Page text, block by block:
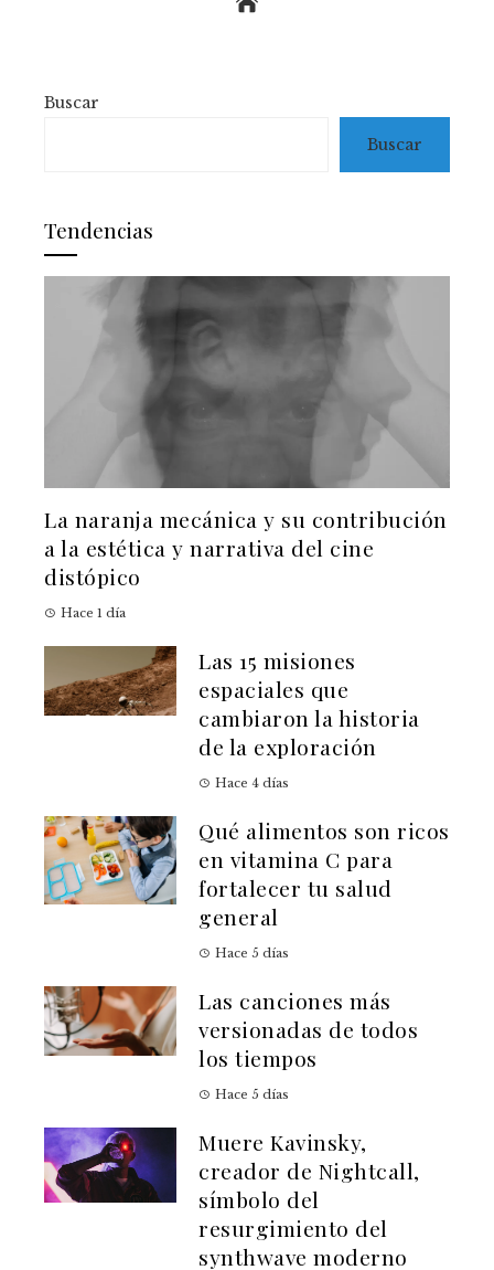
Buscar
Buscar
Tendencias
La naranja mecánica y su contribución
a la estética y narrativa del cine
distópico
Hace 1 día
Las 15 misiones
espaciales que
cambiaron la historia
de la exploración
Hace 4 días
Qué alimentos son ricos
en vitamina C para
fortalecer tu salud
general
Hace 5 días
Las canciones más
versionadas de todos
los tiempos
Hace 5 días
Muere Kavinsky,
creador de Nightcall,
símbolo del
resurgimiento del
synthwave moderno